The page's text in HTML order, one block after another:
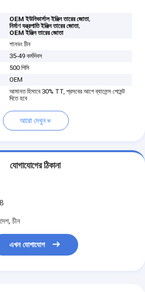
OEM ইউনিভার্সাল ইঞ্জিন তারের জোতা,
নির্মাণ যন্ত্রপাতি ইঞ্জিন তারের জোতা,
OEM ইঞ্জিন তারের জোতা
শানডং চীন
35-49 কর্মদিবস
500 পিসি
OEM
আমানত হিসাবে 30% TT, প্রসবের আগে ব্যালেন্স পেমেন্ট
দিতে হবে
আরো দেখুন
যোগাযোগের ঠিকানা
চীন
এখন যোগাযোগ